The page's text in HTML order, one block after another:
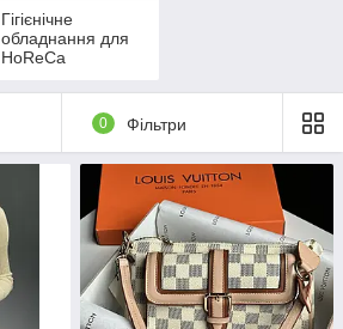
Гігієнічне
обладнання для
HoReCa
0 Фільтри